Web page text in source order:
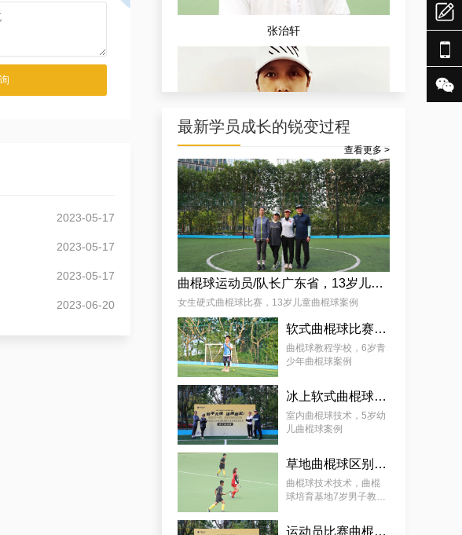
2023-05-17
2023-05-17
2023-05-17
2023-06-20
张治轩
杨娟
麦少颜
最新学员成长的锐变过程
查看更多 >
曲棍球运动员/队长广东省，13岁儿童曲棍球案例
女生硬式曲棍球比赛，13岁儿童曲棍球案例
软式曲棍球比赛技巧，6岁青少年曲棍球教程案例
曲棍球教程学校，6岁青
少年曲棍球案例
冰上软式曲棍球，曲棍球教育基地5岁女孩教程案例
室内曲棍球技术，5岁幼
儿曲棍球案例
草地曲棍球区别，7岁幼儿曲棍球教学案例
曲棍球技术技术，曲棍
球培育基地7岁男子教学
运动员比赛曲棍球，9岁幼儿曲棍球案例


